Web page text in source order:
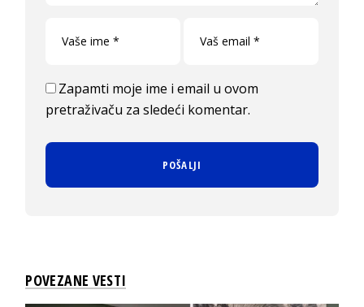
Zapamti moje ime i email u ovom
pretraživaču za sledeći komentar.
POVEZANE VESTI